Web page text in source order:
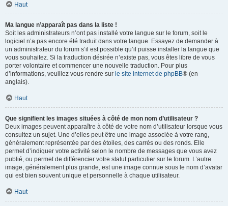
Haut
Ma langue n’apparaît pas dans la liste !
Soit les administrateurs n’ont pas installé votre langue sur le forum, soit le
logiciel n’a pas encore été traduit dans votre langue. Essayez de demander à
un administrateur du forum s’il est possible qu’il puisse installer la langue que
vous souhaitez. Si la traduction désirée n’existe pas, vous êtes libre de vous
porter volontaire et commencer une nouvelle traduction. Pour plus
d’informations, veuillez vous rendre sur le site internet de phpBB® (en
anglais).
Haut
Que signifient les images situées à côté de mon nom d’utilisateur ?
Deux images peuvent apparaître à côté de votre nom d’utilisateur lorsque vous
consultez un sujet. Une d’elles peut être une image associée à votre rang,
généralement représentée par des étoiles, des carrés ou des ronds. Elle
permet d’indiquer votre activité selon le nombre de messages que vous avez
publié, ou permet de différencier votre statut particulier sur le forum. L’autre
image, généralement plus grande, est une image connue sous le nom d’avatar
qui est bien souvent unique et personnelle à chaque utilisateur.
Haut